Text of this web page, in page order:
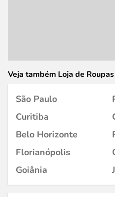
Veja também Loja de
São Paulo
Curitiba
Belo Horizonte
Florianópolis
Goiânia